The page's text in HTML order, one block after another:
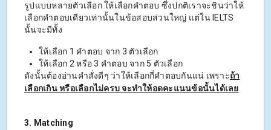
รูปแบบหลายตัวเลือก ให้เลือกคำตอบ ซึ่งปกติเราจะชินว่าให้
เลือกคำตอบเดียวเท่านั้นในข้อสอบส่วนใหญ่ แต่ใน IELTS
นั้นจะมีทั้ง
ให้เลือก 1 คำตอบ จาก 3 ตัวเลือก
ให้เลือก 2 หรือ 3 คำตอบ จาก 5 ตัวเลือก
ดังนั้นต้องอ่านคำสั่งดีๆ ว่าให้เลือกกี่คำตอบกันแน่ เพราะถ้า
เลือกเกิน หรือเลือกไม่ครบ จะทำให้อดคะแนนข้อนั้นได้เลย
3. Matching